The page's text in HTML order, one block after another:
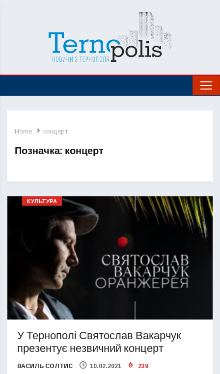
Home концерт
Позначка: концерт
КУЛЬТУРА
У Тернополі Святослав Вакарчук
презентує незвичний концерт
ВАСИЛЬ СОЛТИС 10.02.2021 239